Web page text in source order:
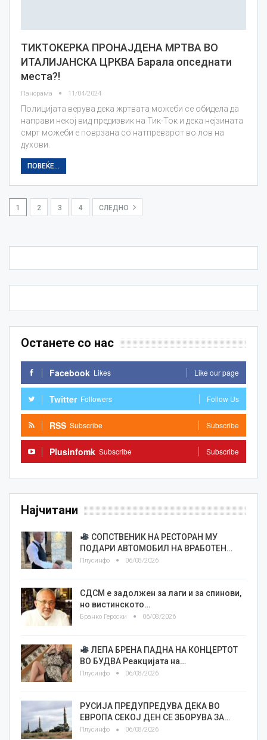
ТИКТОКЕРКА ПРОНАЈДЕНА МРТВА ВО
ИТАЛИЈАНСКА ЦРКВА Барала опседнати
места?!
Панорама 11/04/2024
Полицијата верува дека жртвата можеби се обидела да
направи некој вид предизвик на Тик-Ток и дека нејзината
смрт можеби е поврзана со натпреварот во лов на
духови.
ПОВЕЌЕ...
1 2 3 4 СЛЕДНО
Останете со нас
Facebook Likes Like our page
Twitter Followers Follow Us
RSS Subscribe Subscribe
Plusinfomk Subscribe Subscribe
Најчитани
СОПСТВЕНИК НА РЕСТОРАН МУ
ПОДАРИ АВТОМОБИЛ НА ВРАБОТЕН…
Плусинфо 06/08/2026
СДСМ е задолжен за лаги и за спинови,
но вистинското…
Бранко Героски 06/08/2026
ЛЕПА БРЕНА ПАДНА НА КОНЦЕРТОТ
ВО БУДВА Реакцијата на…
Плусинфо 06/08/2026
РУСИЈА ПРЕДУПРЕДУВА ДЕКА ВО
ЕВРОПА СЕКОЈ ДЕН СЕ ЗБОРУВА ЗА…
Плусинфо 06/08/2026